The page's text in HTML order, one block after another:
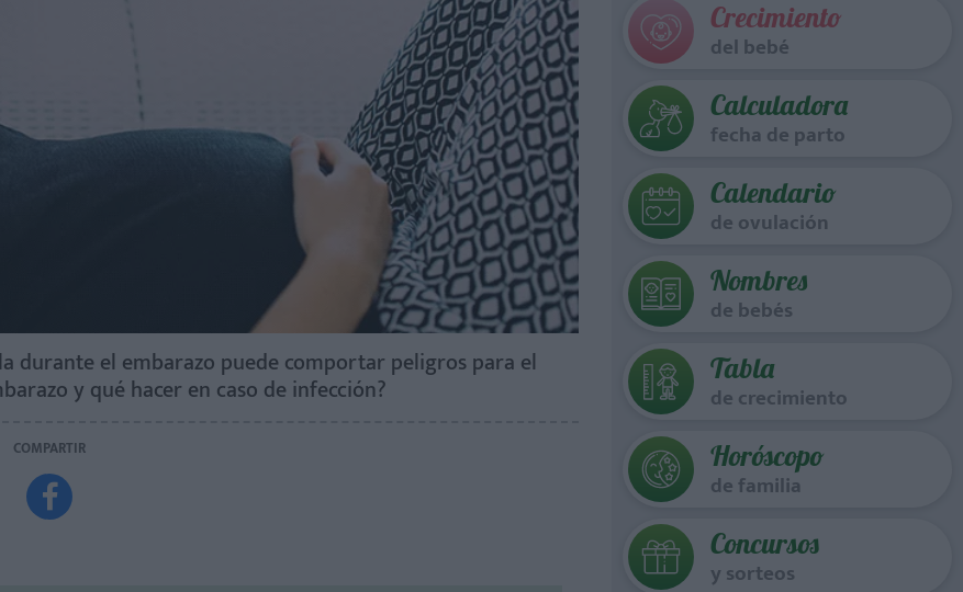
durante el embarazo puede comportar peligros para el
y qué hacer en caso de infección?
COMPARTIR

Crecimiento
del bebé
Calculadora
fecha de parto
Calendario
de ovulación
Nombres
de bebés
Tabla
de crecimiento
Horóscopo
de familia
Concursos
y sorteos